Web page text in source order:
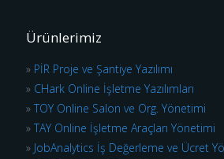
Ürünlerimiz
» PİR Proje ve Şantiye Yazılımı
» CHark Online İşletme Yazılımları
» TOY Online Salon ve Org. Yönetimi
» TAY Online İşletme Araçları Yönetimi
» JobAnalytics İş Değerleme ve Ücret